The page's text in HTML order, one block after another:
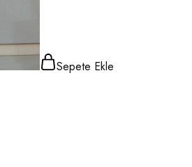
Sepete Ekle